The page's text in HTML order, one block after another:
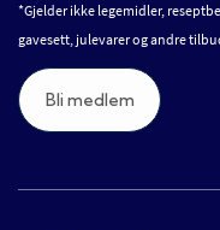
*Gjelder ikke legemidler,
gavesett, julevarer og andre
Bli medlem